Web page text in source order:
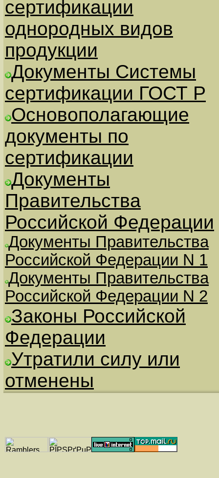
сертификации
однородных видов
продукции
Документы Системы
сертификации ГОСТ Р
Основополагающие
документы по
сертификации
Документы
Правительства
Российской Федерации
Документы Правительства
Российской Федерации N 1
Документы Правительства
Российской Федерации N 2
Законы Российской
Федерации
Утратили силу или
отменены